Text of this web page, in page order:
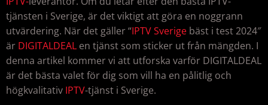
tjänsten i Sverige, är det viktigt att göra en noggrann
utvärdering. När det gäller “IPTV Sverige bäst i test 2024″
är DIGITALDEAL en tjänst som sticker ut från mängden. I
denna artikel kommer vi att utforska varför DIGITALDEAL
är det bästa valet för dig som vill ha en pålitlig och
högkvalitativ IPTV-tjänst i Sverige.